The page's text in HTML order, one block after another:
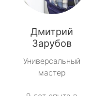
Дмитрий
Зарубов
Универсальный
мастер